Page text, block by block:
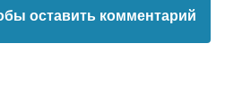
оставить комментарий